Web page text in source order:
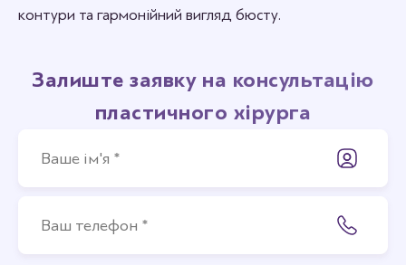
контури та гармонійний вигляд бюсту.
Залиште заявку на консультацію
пластичного хірурга